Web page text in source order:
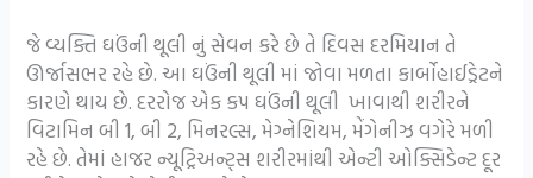
જે વ્યક્તિ ઘઉંની થૂલી નું સેવન કરે છે તે દિવસ દરમિયાન તે
ઊર્જાસભર રહે છે. આ ઘઉંની થૂલી માં જોવા મળતા કાર્બોહાઈડ્રેટને
કારણે થાય છે. દરરોજ એક કપ ઘઉંની થૂલી ખાવાથી શરીરને
વિટામિન બી 1, બી 2, મિનરલ્સ, મેગ્નેશિયમ, મેંગેનીઝ વગેરે મળી
રહે છે. તેમાં હાજર ન્યૂટ્રિઅન્ટ્સ શરીરમાંથી એન્ટી ઓક્સિડેન્ટ દૂર